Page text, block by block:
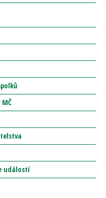
událostí